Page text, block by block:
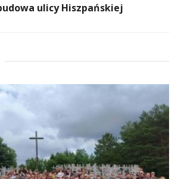
ulicy Hiszpańskiej